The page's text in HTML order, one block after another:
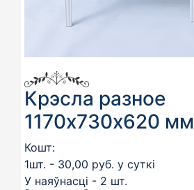
Крэсла разное
1170х730х620 мм
Кошт:
1шт. - 30,00 руб. у суткі
У наяўнасці - 2 шт.